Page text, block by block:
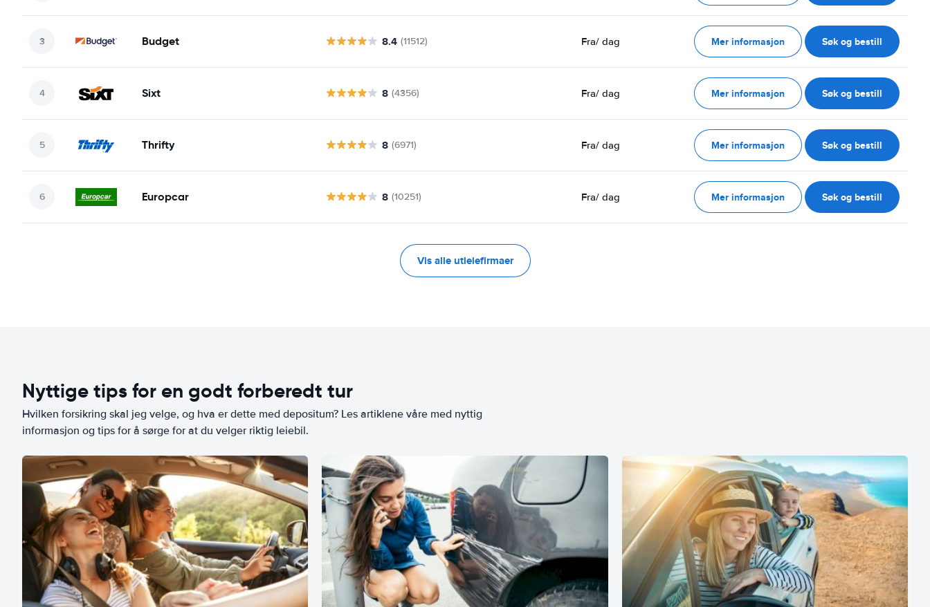
Budget 8.4 (11512) Fra/ dag Mer informasjon Søk og bestill
Sixt 8 (4356) Fra/ dag Mer informasjon Søk og bestill
Thrifty 8 (6971) Fra/ dag Mer informasjon Søk og bestill
Europcar 8 (10251) Fra/ dag Mer informasjon Søk og bestill
Vis alle utleiefirmaer
Nyttige tips for en godt forberedt tur
Hvilken forsikring skal jeg velge, og hva er dette med depositum? Les artiklene våre med nyttig
informasjon og tips for å sørge for at du velger riktig leiebil.